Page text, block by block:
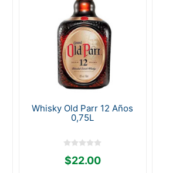
Whisky Old Parr 12 Años
0,75L
$22.00